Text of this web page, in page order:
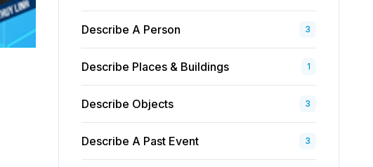
Describe A Person 3
Describe Places & Buildings 1
Describe Objects 3
Describe A Past Event 3